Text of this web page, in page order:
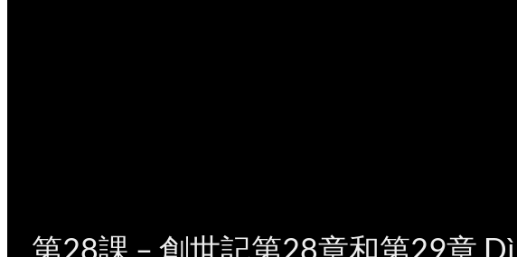
第28課 – 創世記第28章和第29章